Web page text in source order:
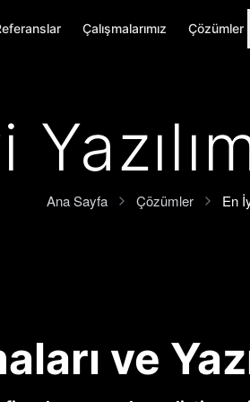
Çalışmalarımız Çözümler
Ana Sayfa Çözümler En
ve